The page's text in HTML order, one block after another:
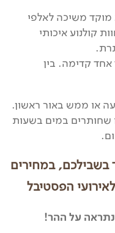
משיכה לאלפי
קולנוע איכותי
קדימה. בין
או ממש באור ראשון.
שחותרים במים בשעות
בשבילכם, במחירים
הפסטיבל
על ההר!